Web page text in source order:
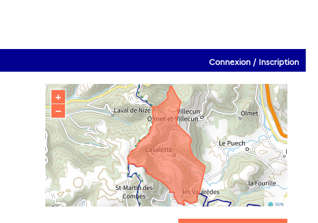
Connexion / Inscription
+
−
IGN